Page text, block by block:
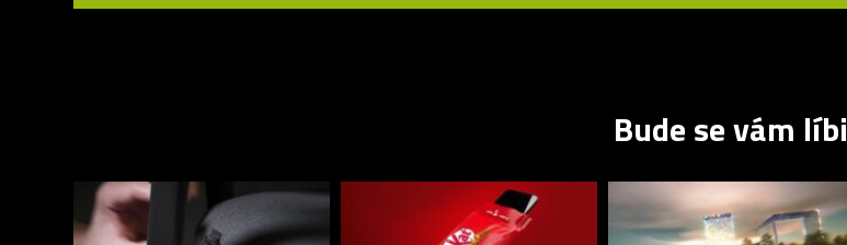
Bude se vám